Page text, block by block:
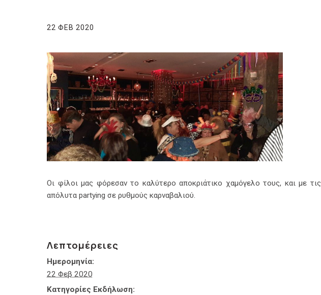
22 ΦΕΒ 2020
Οι φίλοι μας φόρεσαν το καλύτερο αποκριάτικο χαμόγελο τους, και με
απόλυτα partying σε ρυθμούς καρναβαλιού.
Λεπτομέρειες
Ημερομηνία:
22 Φεβ 2020
Κατηγορίες Εκδήλωση: